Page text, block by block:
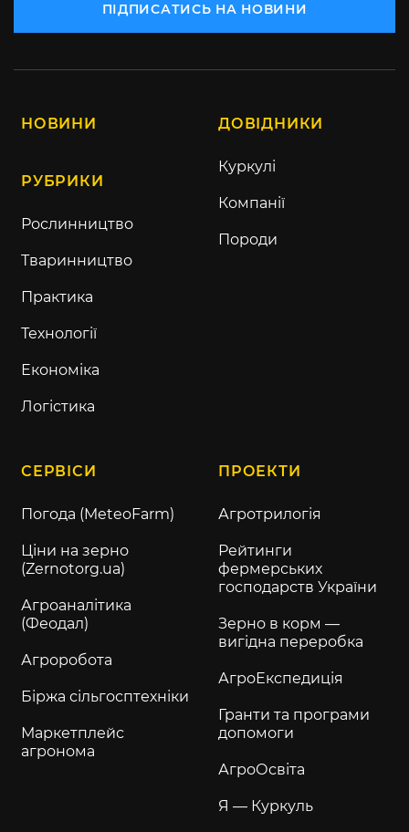
ПІДПИСАТИСЬ НА НОВИНИ
НОВИНИ
РУБРИКИ
Рослинництво
Тваринництво
Практика
Технології
Економіка
Логістика
ДОВІДНИКИ
Куркулі
Компанії
Породи
СЕРВІСИ
Погода (MeteoFarm)
Ціни на зерно
(Zernotorg.ua)
Агроаналітика
(Феодал)
Агроробота
Біржа сільгосптехніки
Маркетплейс
агронома
ПРОЕКТИ
Агротрилогія
Рейтинги
фермерських
господарств України
Зерно в корм —
вигідна переробка
АгроЕкспедиція
Гранти та програми
допомоги
АгроОсвіта
Я — Куркуль